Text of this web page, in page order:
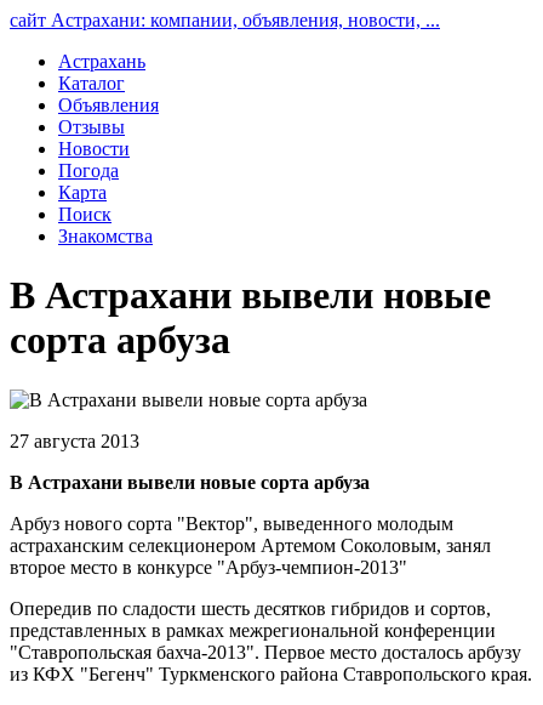
сайт Астрахани: компании, объявления, новости, ...
Астрахань
Каталог
Объявления
Отзывы
Новости
Погода
Карта
Поиск
Знакомства
В Астрахани вывели новые
сорта арбуза
27 августа 2013
В Астрахани вывели новые сорта арбуза
Арбуз нового сорта "Вектор", выведенного молодым
астраханским селекционером Артемом Соколовым, занял
второе место в конкурсе "Арбуз-чемпион-2013"
Опередив по сладости шесть десятков гибридов и сортов,
представленных в рамках межрегиональной конференции
"Ставропольская бахча-2013". Первое место досталось арбузу
из КФХ "Бегенч" Туркменского района Ставропольского края.